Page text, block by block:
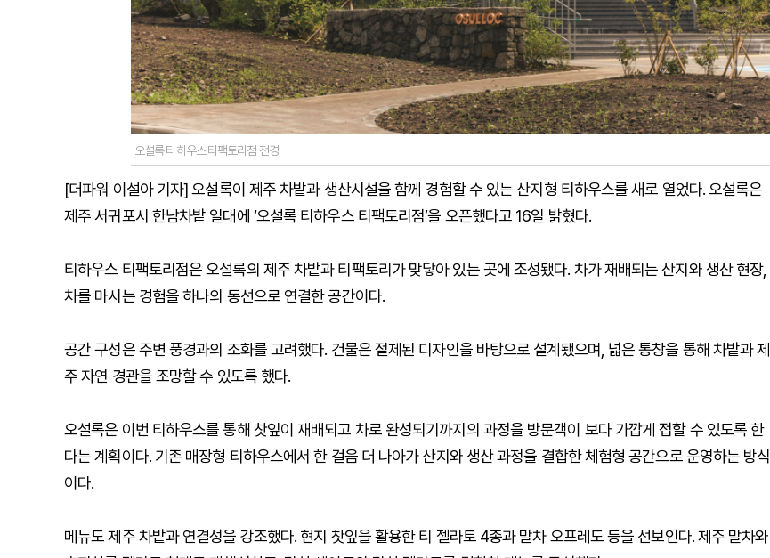
오설록 티하우스 티팩토리점 전경
[더파워 이설아 기자] 오설록이 제주 차밭과 생산시설을 함께 경험할 수 있는 산지형 티하우스를 새로 열었다. 오설록은
제주 서귀포시 한남차밭 일대에 ‘오설록 티하우스 티팩토리점’을 오픈했다고 16일 밝혔다.
티하우스 티팩토리점은 오설록의 제주 차밭과 티팩토리가 맞닿아 있는 곳에 조성됐다. 차가 재배되는 산지와 생산 현장,
차를 마시는 경험을 하나의 동선으로 연결한 공간이다.
공간 구성은 주변 풍경과의 조화를 고려했다. 건물은 절제된 디자인을 바탕으로 설계됐으며, 넓은 통창을 통해 차밭과 제
주 자연 경관을 조망할 수 있도록 했다.
오설록은 이번 티하우스를 통해 찻잎이 재배되고 차로 완성되기까지의 과정을 방문객이 보다 가깝게 접할 수 있도록 한
다는 계획이다. 기존 매장형 티하우스에서 한 걸음 더 나아가 산지와 생산 과정을 결합한 체험형 공간으로 운영하는 방식
이다.
메뉴도 제주 차밭과 연결성을 강조했다. 현지 찻잎을 활용한 티 젤라토 4종과 말차 오프레도 등을 선보인다. 제주 말차와